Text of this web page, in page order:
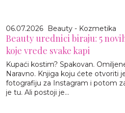
06.07.2026 Beauty - Kozmetika
Beauty urednici biraju: 5
koje vrede svake kapi
Kupaći kostim? Spakovan.
Naravno. Knjiga koju ćete otvoriti
fotografiju za Instagram i potom
je tu. Ali postoji je...